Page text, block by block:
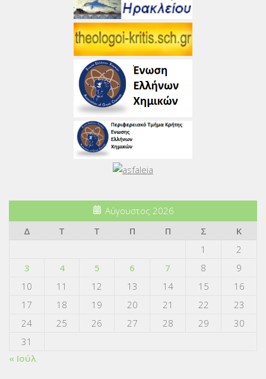
Αύγουστος 2026
Δ
Τ Τ Π Π Σ
Κ
1
2
3
4 5 6 7 8
9
10
11 12 13 14 15
16
17
18 19 20 21 22
23
24
25 26 27 28 29
30
31
« Ιούλ